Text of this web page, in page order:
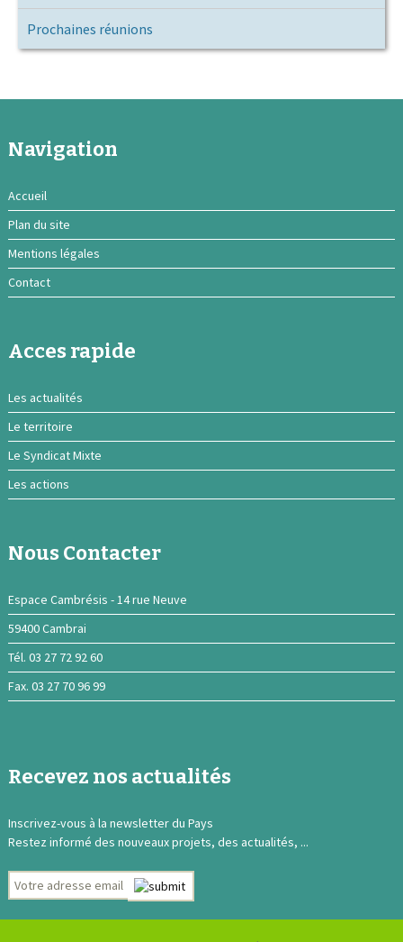
Prochaines réunions
Navigation
Accueil
Plan du site
Mentions légales
Contact
Acces rapide
Les actualités
Le territoire
Le Syndicat Mixte
Les actions
Nous Contacter
Espace Cambrésis - 14 rue Neuve
59400 Cambrai
Tél. 03 27 72 92 60
Fax. 03 27 70 96 99
Recevez nos actualités
Inscrivez-vous à la newsletter du Pays
Restez informé des nouveaux projets, des actualités, ...